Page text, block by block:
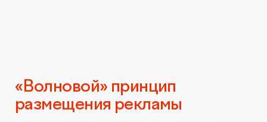
«Волновой» принцип
размещения рекламы